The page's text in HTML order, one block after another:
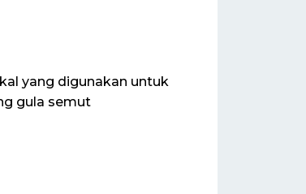
yang digunakan untuk
gula semut